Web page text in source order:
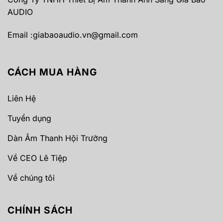
AUDIO
Email :giabaoaudio.vn@gmail.com
CÁCH MUA HÀNG
Liên Hệ
Tuyển dụng
Dàn Âm Thanh Hội Trường
Về CEO Lê Tiệp
Về chúng tôi
CHÍNH SÁCH